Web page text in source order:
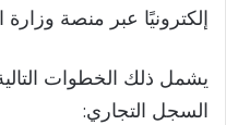
إلكترونيًا عبر منصة وزارة
يشمل ذلك الخطوات
السجل التجاري: